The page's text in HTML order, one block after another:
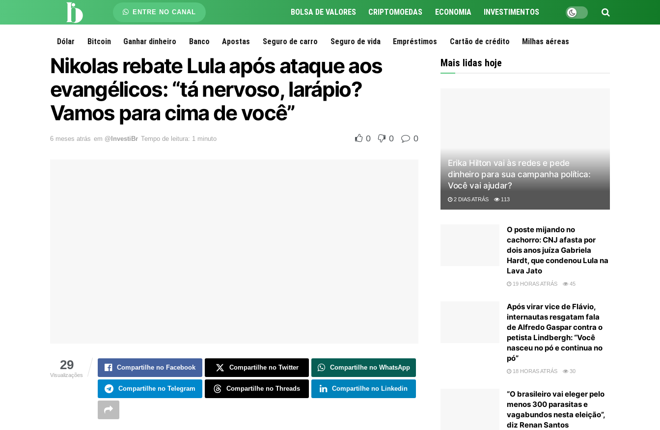
ENTRE NO CANAL BOLSA DE VALORES CRIPTOMOEDAS ECONOMIA INVESTIMENTOS
Dólar Bitcoin Ganhar dinheiro Banco Apostas Seguro de carro Seguro de vida Empréstimos Cartão de crédito Milhas aéreas
Nikolas rebate Lula após ataque aos
evangélicos: “tá nervoso, larápio?
Vamos para cima de você”
6 meses atrás em @InvestiBr Tempo de leitura: 1 minuto 0 0 0
29
Visualizações
Compartilhe no Facebook Compartilhe no Twitter Compartilhe no WhatsApp
Compartilhe no Telegram Compartilhe no Threads Compartilhe no Linkedin
Mais lidas hoje
Erika Hilton vai às redes e pede
dinheiro para sua campanha política:
Você vai ajudar?
2 DIAS ATRÁS 113
O poste mijando no
cachorro: CNJ afasta por
dois anos juíza Gabriela
Hardt, que condenou Lula na
Lava Jato
19 HORAS ATRÁS 45
Após virar vice de Flávio,
internautas resgatam fala
de Alfredo Gaspar contra o
petista Lindbergh: “Você
nasceu no pó e continua no
pó”
18 HORAS ATRÁS 30
“O brasileiro vai eleger pelo
menos 300 parasitas e
vagabundos nesta eleição”,
diz Renan Santos